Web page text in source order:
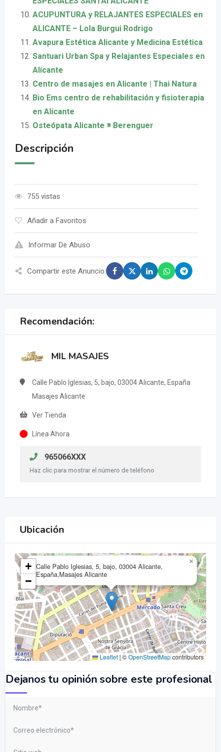
ACUPUNTURA y RELAJANTES ESPECIALES en
ALICANTE – Lola Burgui Rodrigo
Avapura Estética Alicante y Medicina Estética
Santuari Urban Spa y Relajantes Especiales en
Alicante
Centro de masajes en Alicante | Thai Natura
Bio Ems centro de rehabilitación y fisioterapia
en Alicante
Osteópata Alicante ※ Berenguer
Descripción
755 vistas
Añadir a Favoritos
Informar De Abuso
Compartir este Anuncio:
Recomendación:
MIL MASAJES
Calle Pablo Iglesias, 5, bajo, 03004 Alicante, España
Masajes Alicante
Ver Tienda
Línea Ahora
965066XXX
Haz clic para mostrar el número de teléfono
Ubicación
Calle Pablo Iglesias, 5, bajo, 03004 Alicante,
España,Masajes Alicante
×
+
−
Leaflet | ©OpenStreetMapcontributors
Dejanos tu opinión sobre este profesional